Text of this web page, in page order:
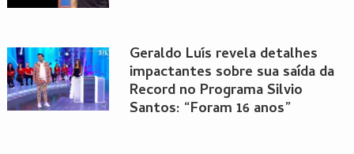
Geraldo Luís revela detalhes
impactantes sobre sua saída da
Record no Programa Silvio
Santos: “Foram 16 anos”